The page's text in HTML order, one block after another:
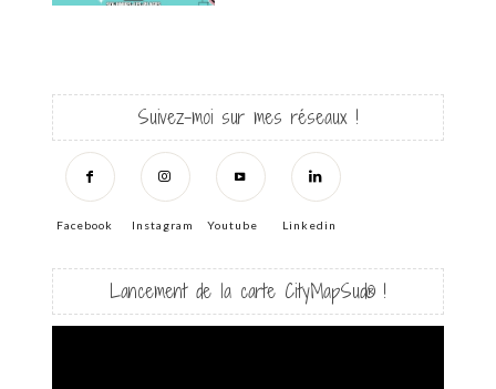
Suivez-moi sur mes réseaux !
Facebook Instagram Youtube Linkedin
Lancement de la carte CityMapSud® !